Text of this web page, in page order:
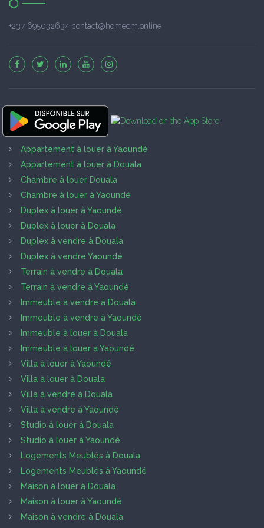
+237 695032634 contact@homecm.online
Appartement à louer à Yaoundé
Appartement à louer à Douala
Chambre à louer Douala
Chambre à louer à Yaoundé
Duplex à louer à Yaoundé
Duplex à louer à Douala
Duplex à vendre à Douala
Duplex à vendre Yaoundé
Terrain à vendre à Douala
Terrain à vendre à Yaoundé
Immeuble à vendre à Douala
Immeuble à vendre à Yaoundé
Immeuble à louer à Douala
Immeuble à louer à Yaoundé
Villa à louer à Yaoundé
Villa à louer à Douala
Villa à vendre à Douala
Villa à vendre à Yaoundé
Studio à louer à Douala
Studio à louer à Yaoundé
Logements Meublés à Douala
Logements Meublés à Yaoundé
Maison à louer à Douala
Maison à louer à Yaoundé
Maison à vendre à Douala